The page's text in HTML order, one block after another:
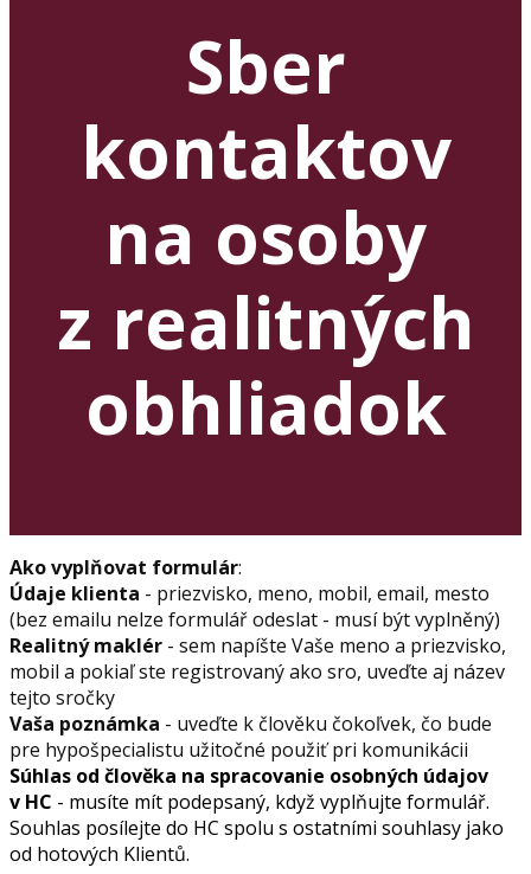
Sber
kontaktov
na osoby
z realitných
obhliadok
Ako vyplňovat formulár:
Údaje klienta - priezvisko, meno, mobil, email, mesto
(bez emailu nelze formulář odeslat - musí být vyplněný)
Realitný maklér - sem napíšte Vaše meno a priezvisko,
mobil a pokiaľ ste registrovaný ako sro, uveďte aj název
tejto sročky
Vaša poznámka - uveďte k člověku čokoľvek, čo bude
pre hypošpecialistu užitočné použiť pri komunikácii
Súhlas od člověka na spracovanie osobných údajov
v HC - musíte mít podepsaný, když vyplňujte formulář.
Souhlas posílejte do HC spolu s ostatními souhlasy jako
od hotových Klientů.